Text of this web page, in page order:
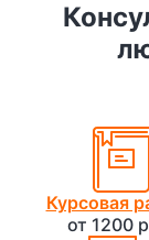
Курсовая
от 1200